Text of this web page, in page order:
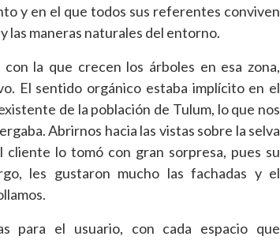
y en el que todos sus referentes conviven
las maneras naturales del entorno.
la que crecen los árboles en esa zona,
El sentido orgánico estaba implícito en el
de la población de Tulum, lo que nos
Abrirnos hacia las vistas sobre la selva
lo tomó con gran sorpresa, pues su
les gustaron mucho las fachadas y el
para el usuario, con cada espacio que